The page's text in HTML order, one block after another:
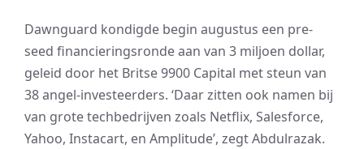
Dawnguard kondigde begin augustus een pre-
seed financieringsronde aan van 3 miljoen dollar,
geleid door het Britse 9900 Capital met steun van
38 angel-investeerders. ‘Daar zitten ook namen bij
van grote techbedrijven zoals Netflix, Salesforce,
Yahoo, Instacart, en Amplitude’, zegt Abdulrazak.